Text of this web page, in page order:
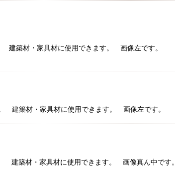
材・家具材に使用できます。 画像左です。
築材・家具材に使用できます。 画像左です。
築材・家具材に使用できます。 画像真ん中です。